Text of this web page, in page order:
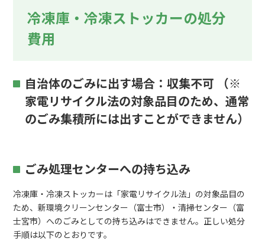
冷凍庫・冷凍ストッカーの処分
費用
自治体のごみに出す場合：収集不可 （※
家電リサイクル法の対象品目のため、通常
のごみ集積所には出すことができません）
ごみ処理センターへの持ち込み
冷凍庫・冷凍ストッカーは「家電リサイクル法」の対象品目の
ため、新環境クリーンセンター（富士市）・清掃センター（富
士宮市）へのごみとしての持ち込みはできません。正しい処分
手順は以下のとおりです。